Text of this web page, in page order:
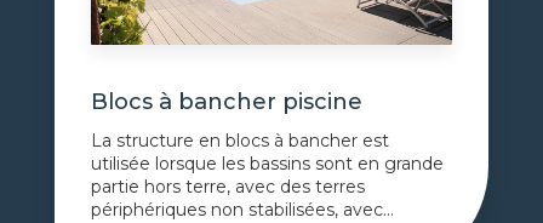
Blocs à bancher piscine
La structure en blocs à bancher est
utilisée lorsque les bassins sont en grande
partie hors terre, avec des terres
périphériques non stabilisées, avec...